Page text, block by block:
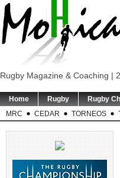
Rugby Magazine & Coaching |
Home Rugby Rugby
MRC
CEDAR TORNEOS